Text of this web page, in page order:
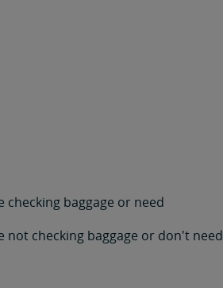
baggage or need
checking baggage or don't need